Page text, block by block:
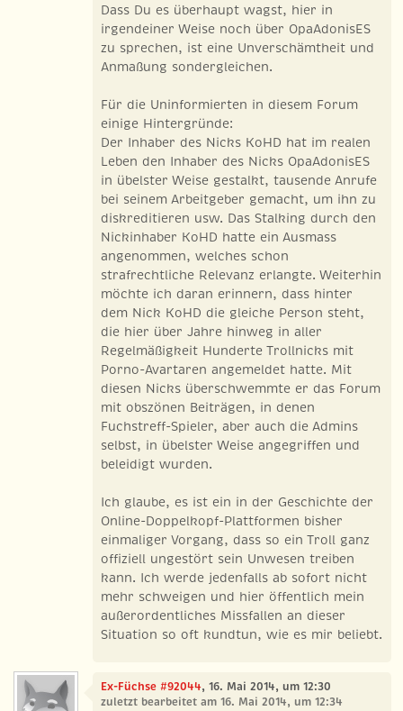
Dass Du es überhaupt wagst, hier in
irgendeiner Weise noch über OpaAdonisES
zu sprechen, ist eine Unverschämtheit und
Anmaßung sondergleichen.
Für die Uninformierten in diesem Forum
einige Hintergründe:
Der Inhaber des Nicks KoHD hat im realen
Leben den Inhaber des Nicks OpaAdonisES
in übelster Weise gestalkt, tausende Anrufe
bei seinem Arbeitgeber gemacht, um ihn zu
diskreditieren usw. Das Stalking durch den
Nickinhaber KoHD hatte ein Ausmass
angenommen, welches schon
strafrechtliche Relevanz erlangte. Weiterhin
möchte ich daran erinnern, dass hinter
dem Nick KoHD die gleiche Person steht,
die hier über Jahre hinweg in aller
Regelmäßigkeit Hunderte Trollnicks mit
Porno-Avartaren angemeldet hatte. Mit
diesen Nicks überschwemmte er das Forum
mit obszönen Beiträgen, in denen
Fuchstreff-Spieler, aber auch die Admins
selbst, in übelster Weise angegriffen und
beleidigt wurden.
Ich glaube, es ist ein in der Geschichte der
Online-Doppelkopf-Plattformen bisher
einmaliger Vorgang, dass so ein Troll ganz
offiziell ungestört sein Unwesen treiben
kann. Ich werde jedenfalls ab sofort nicht
mehr schweigen und hier öffentlich mein
außerordentliches Missfallen an dieser
Situation so oft kundtun, wie es mir beliebt.
Ex-Füchse #92044, 16. Mai 2014, um 12:30
zuletzt bearbeitet am 16. Mai 2014, um 12:34